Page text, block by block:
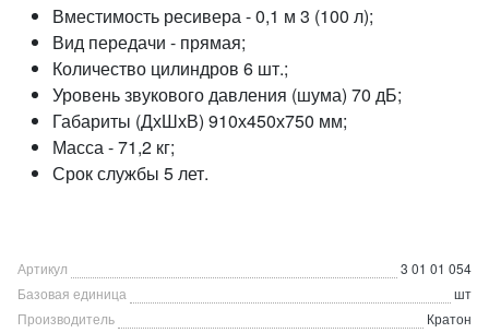
Вместимость ресивера - 0,1 м 3 (100 л);
Вид передачи - прямая;
Количество цилиндров 6 шт.;
Уровень звукового давления (шума) 70 дБ;
Габариты (ДхШхВ) 910х450х750 мм;
Масса - 71,2 кг;
Срок службы 5 лет.
Артикул
3 01 01 054
Базовая единица
шт
Производитель
Кратон